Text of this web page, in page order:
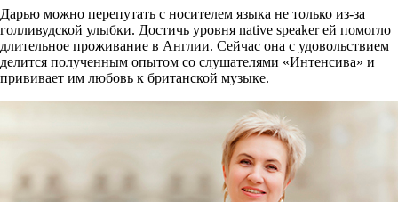
Дарью можно перепутать с носителем языка не только из-за
голливудской улыбки. Достичь уровня native speaker ей помогло
длительное проживание в Англии. Сейчас она с удовольствием
делится полученным опытом со слушателями «Интенсива» и
прививает им любовь к британской музыке.